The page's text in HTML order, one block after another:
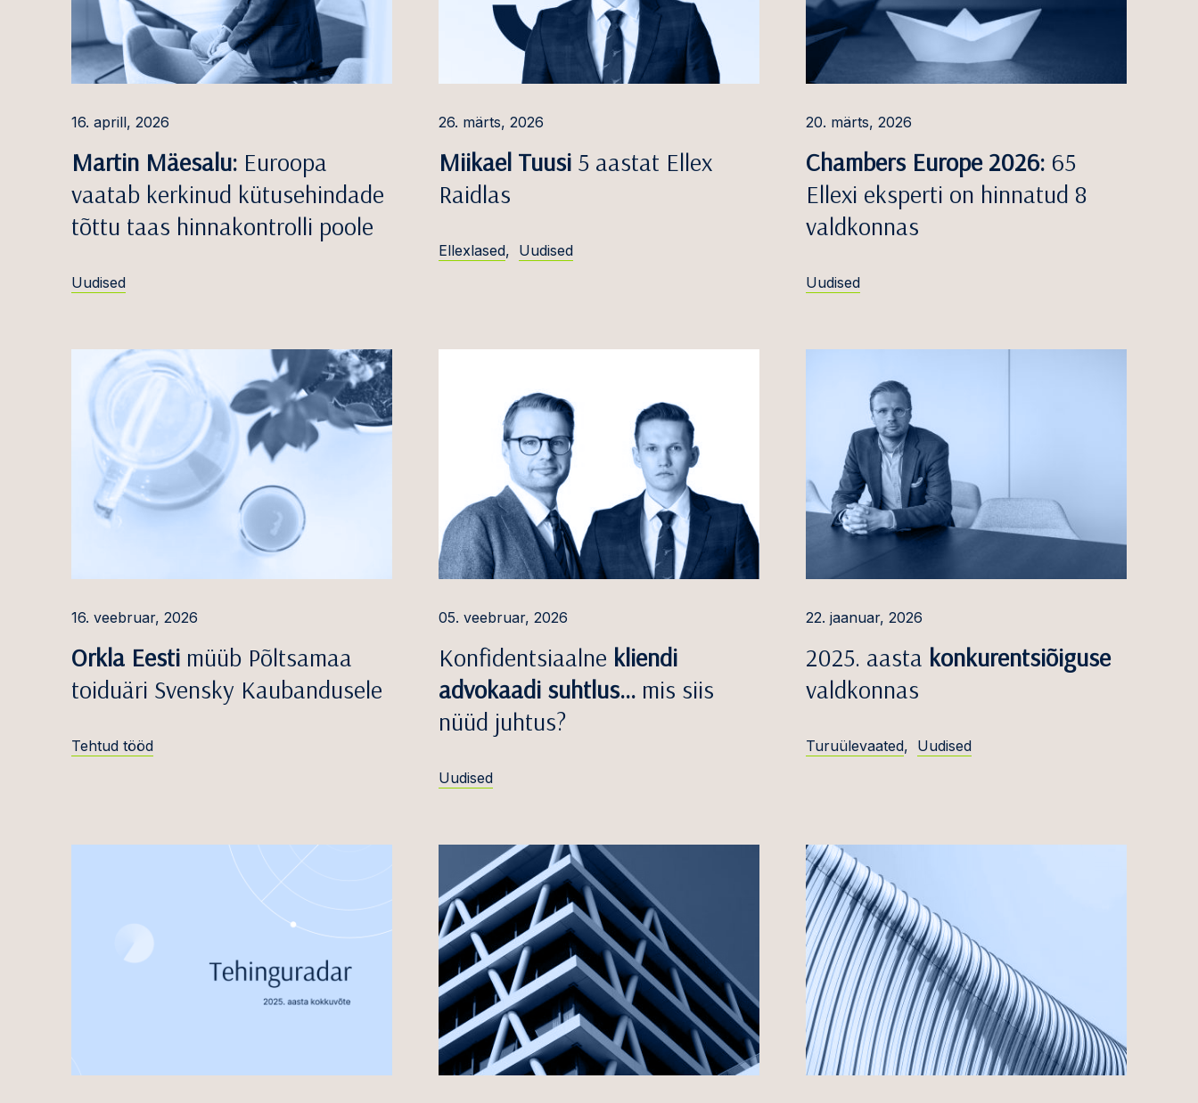
Marika Kütt
Gerda Liik
Regina Getter Maajärv
Mari Must
Karl Rudolf Org
Arne Ots
Hanna Pahk
Christian Oliver Palvadre
Raino Paron
Antti Perli
Karin Tartu
Maria Teder
Grete-Kai Teeäär
Brigitta Toomingas
Kristi Traagel
Kohtuotsuste tunnustamine
ja täitmisele pööramine
Majanduskaristusõigus ja
Konkurentsiõiguse ja
riigiabi vaidlused
Põhiseaduslikud ja
haldusmenetlused
isikute vastutus
Energeetika
Välisinvesteeringute kaitse
Kindlustusvaidlused
Intellektuaalomandi
Riigihanked ja PPP
projektide vaidlused
Osanike vaidlused
usaldusväärsuse kontroll
Plokiahela tehnoloogia ja
digitaalvarad
ESG teenused
Meditsiiniõigus
Konkurentsiõigus ja riigiabi
Pangandus ja
finantsteenused
16. aprill, 2026
Martin Mäesalu: Euroopa
vaatab kerkinud kütusehindade
tõttu taas hinnakontrolli poole
Uudised
26. märts, 2026
Miikael Tuusi 5 aastat Ellex
Raidlas
Ellexlased, Uudised
20. märts, 2026
Chambers Europe 2026: 65
Ellexi eksperti on hinnatud 8
valdkonnas
Uudised
16. veebruar, 2026
Orkla Eesti müüb Põltsamaa
toiduäri Svensky Kaubandusele
Tehtud tööd
05. veebruar, 2026
Konfidentsiaalne kliendi
advokaadi suhtlus… mis siis
nüüd juhtus?
Uudised
22. jaanuar, 2026
2025. aasta konkurentsiõiguse
valdkonnas
Turuülevaated, Uudised